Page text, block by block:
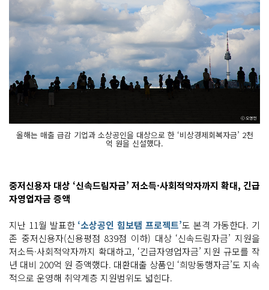
올해는 매출 급감 기업과 소상공인을 대상으로 한 ‘비상경제회복자금’ 2천
억 원을 신설했다.
중저신용자 대상 ‘신속드림자금’ 저소득·사회적약자까지 확대, 긴급
자영업자금 증액
지난 11월 발표한 ‘소상공인 힘보탬 프로젝트’도 본격 가동한다. 기
존 중저신용자(신용평점 839점 이하) 대상 ‘신속드림자금’ 지원을
저소득·사회적약자까지 확대하고, ‘긴급자영업자금’ 지원 규모를 작
년 대비 200억 원 증액했다. 대환대출 상품인 ‘희망동행자금’도 지속
적으로 운영해 취약계층 지원범위도 넓힌다.